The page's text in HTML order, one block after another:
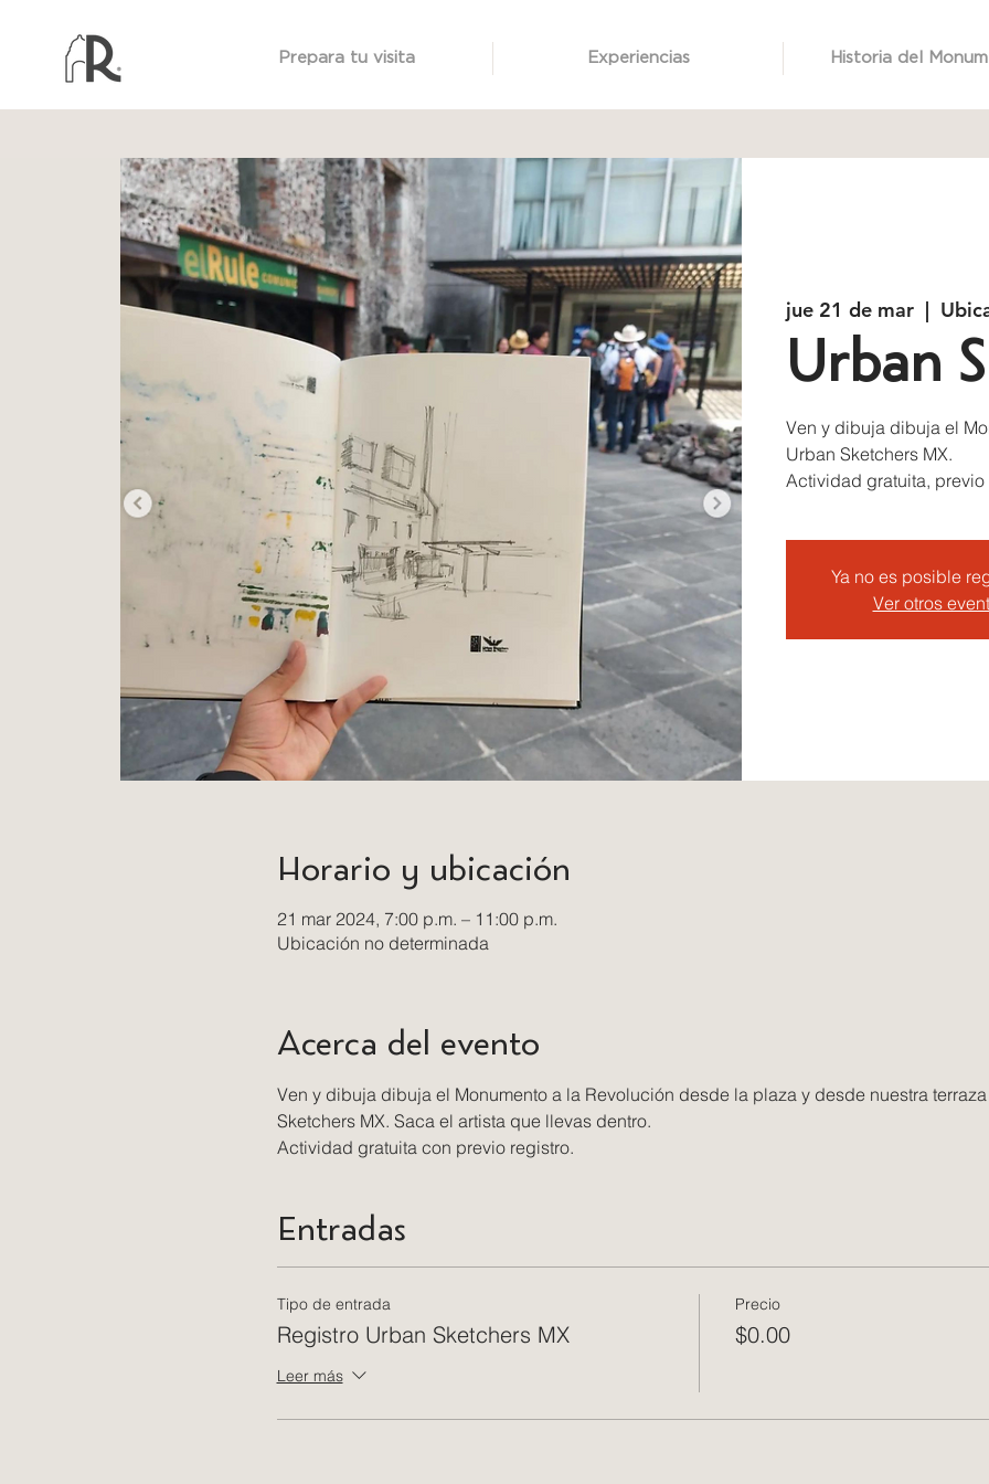
Prepara tu visita Experiencias Historia del
jue 21 de mar
  |
Urban
Ven y dibuja dibuja el
Urban Sketchers MX.
Actividad gratuita, previo
Ya no es posible
Ver otros
Horario y ubicación
21 mar 2024, 7:00 p.m. – 11:00 p.m.
Ubicación no determinada
Acerca del evento
Ven y dibuja dibuja el Monumento a la Revolución desde la plaza y desde nuestra
Sketchers MX. Saca el artista que llevas dentro.
Actividad gratuita con previo registro.
Entradas
Tipo de entrada
Registro Urban Sketchers MX
Leer más
Precio
$0.00